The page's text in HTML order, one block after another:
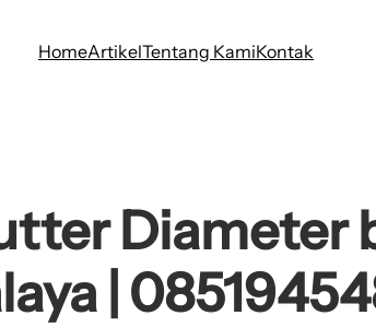
HomeArtikelTentang KamiKontak
Diameter
|